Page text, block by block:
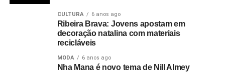
CULTURA 6 anos ago
Ribeira Brava: Jovens apostam em
decoração natalina com materiais
recicláveis
MODA 6 anos ago
Nha Mana é novo tema de Nill Almey